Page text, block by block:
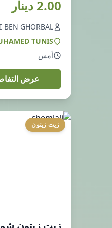
2.00 دينار
BEN GHORBAL
TUNIS
أمس
عرض
زيت زيتون